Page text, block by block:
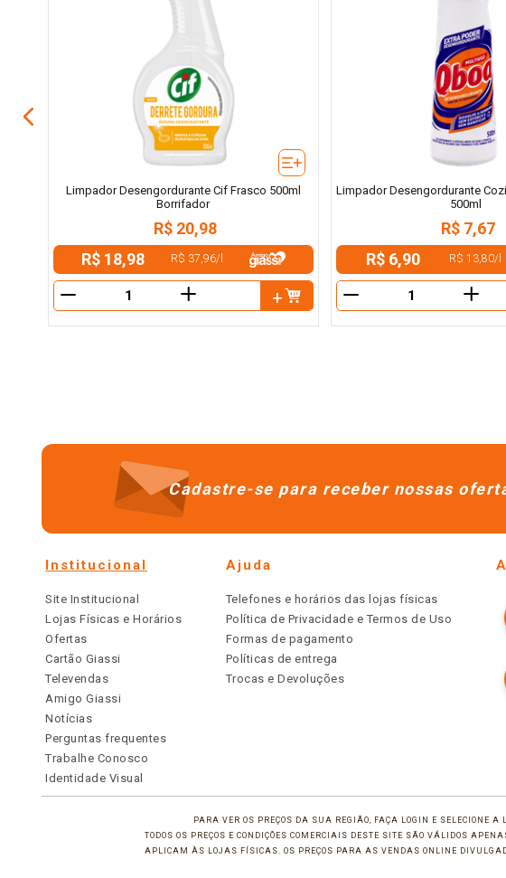
Limpador Desengordurante Cif Frasco 500ml
Borrifador
R$ 20,98
R$ 18,98
R$ 37,96/l
＋
Limpador Desengordurante
500ml
R$ 7,67
R$ 6,90
R$ 13,80/l
＋
Cadastre-se para receber nossas
Institucional
Site Institucional
Lojas Físicas e Horários
Ofertas
Cartão Giassi
Televendas
Amigo Giassi
Notícias
Perguntas frequentes
Trabalhe Conosco
Identidade Visual
Ajuda
Telefones e horários das lojas físicas
Política de Privacidade e Termos de Uso
Formas de pagamento
Políticas de entrega
Trocas e Devoluções
PARA VER OS PREÇOS DA SUA REGIÃO, FAÇA LOGIN E SELECIONE
TODOS OS PREÇOS E CONDIÇÕES COMERCIAIS DESTE SITE SÃO VÁLIDOS
APLICAM ÀS LOJAS FÍSICAS. OS PREÇOS PARA AS VENDAS ONLINE